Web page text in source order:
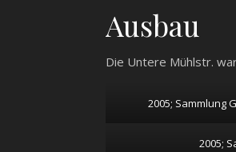
Ausbau
Die Untere Mühlstr.
2005; Sammlung
2005;